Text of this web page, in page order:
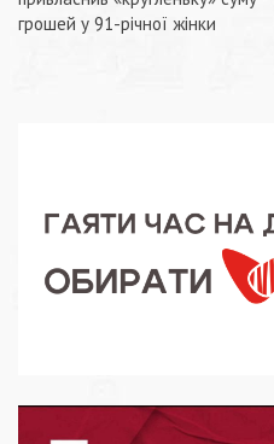
записів
грошей у 91-річної жінки